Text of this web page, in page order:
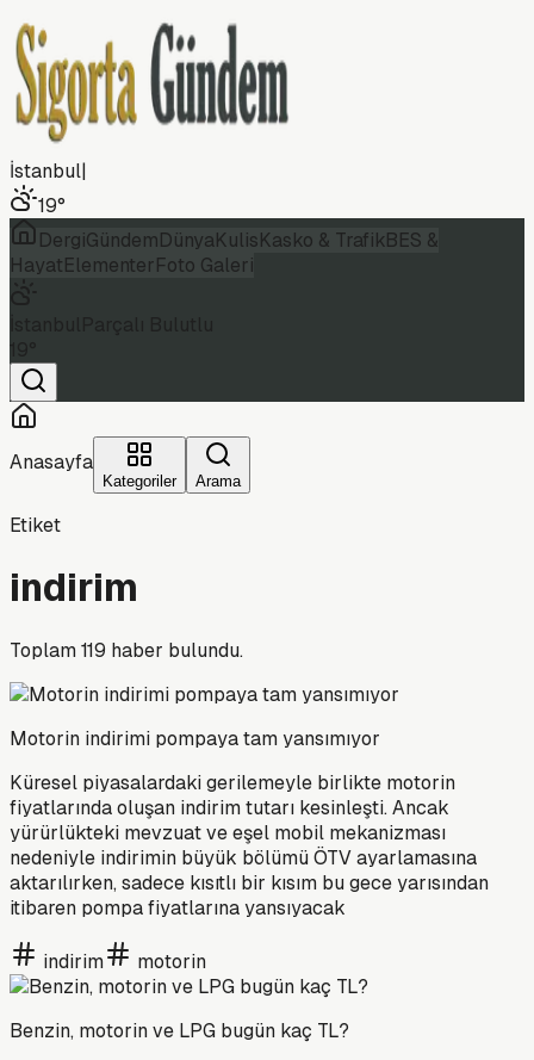
İstanbul|
19°
DergiGündemDünyaKulisKasko & TrafikBES &
HayatElementerFoto Galeri
Anasayfa
Kategoriler Arama
Etiket
indirim
Toplam119 haber bulundu.
Motorin indirimi pompaya tam yansımıyor
Küresel piyasalardaki gerilemeyle birlikte motorin
fiyatlarında oluşan indirim tutarı kesinleşti. Ancak
yürürlükteki mevzuat ve eşel mobil mekanizması
nedeniyle indirimin büyük bölümü ÖTV ayarlamasına
aktarılırken, sadece kısıtlı bir kısım bu gece yarısından
itibaren pompa fiyatlarına yansıyacak
indirim motorin
Benzin, motorin ve LPG bugün kaç TL?